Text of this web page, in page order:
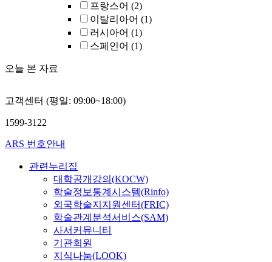
프랑스어 (2)
이탈리아어 (1)
러시아어 (1)
스페인어 (1)
오늘 본 자료
고객센터 (평일: 09:00~18:00)
1599-3122
ARS 번호안내
관련누리집
대학공개강의(KOCW)
학술정보통계시스템(Rinfo)
외국학술지지원센터(FRIC)
학술관계분석서비스(SAM)
사서커뮤니티
기관회원
지식나눔(LOOK)